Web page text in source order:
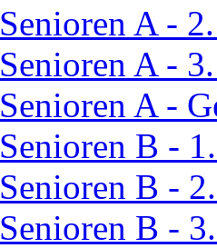
Senioren A -
Senioren A -
Senioren A -
Senioren B -
Senioren B -
Senioren B -